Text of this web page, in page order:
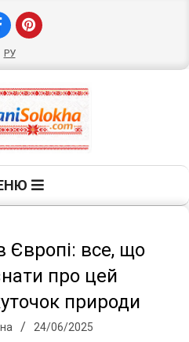
РУ
Європі: все, що
про цей
природи
24/06/2025